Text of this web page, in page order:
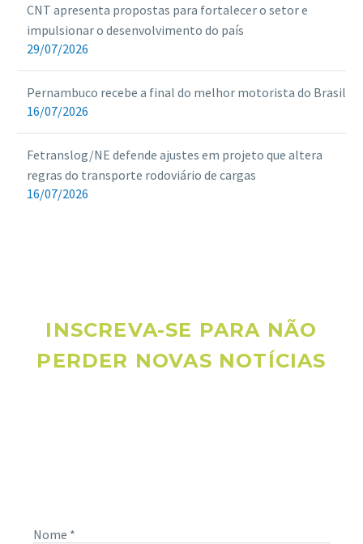
CNT apresenta propostas para fortalecer o setor e
impulsionar o desenvolvimento do país
29/07/2026
Pernambuco recebe a final do melhor motorista do Brasil
16/07/2026
Fetranslog/NE defende ajustes em projeto que altera
regras do transporte rodoviário de cargas
16/07/2026
INSCREVA-SE PARA NÃO
PERDER NOVAS NOTÍCIAS
Nome *